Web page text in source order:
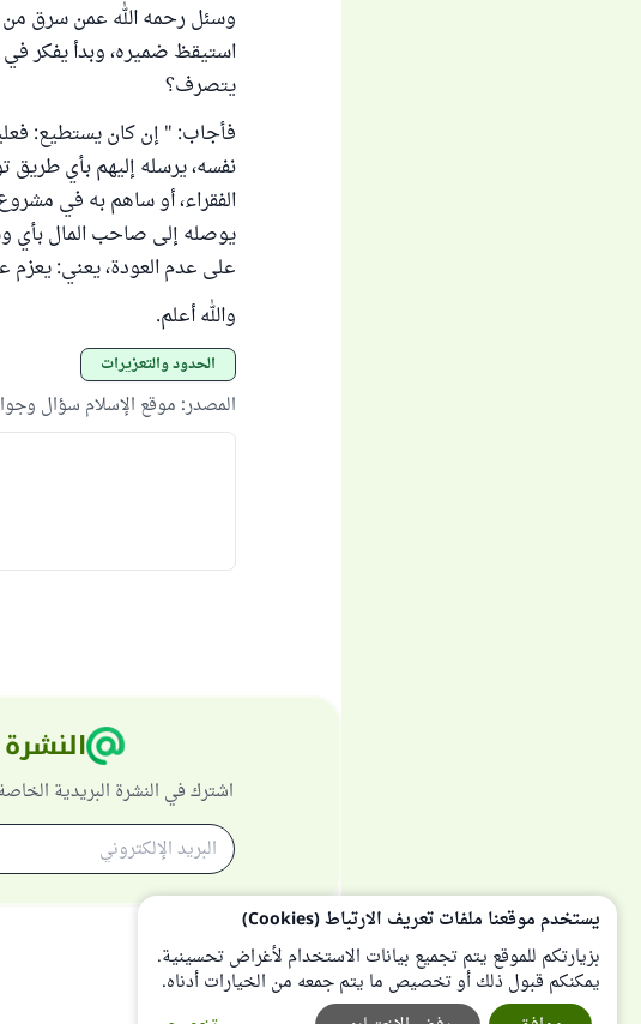
وسئل رحمه الله عمن سرق
استيقظ ضميره، وبدأ يفكر في
يتصرف؟
فأجاب: " إن كان يستطيع:
نفسه، يرسله إليهم بأي
الفقراء، أو ساهم به في
يوصله إلى صاحب المال بأي
على عدم العودة، يعني: يعزم
والله أعلم.
الحدود والتعزيرات
المصدر: موقع الإسلام سؤال
النشرة
اشترك في النشرة البريدية
يستخدم موقعنا ملفات تعريف الارتباط (Cookies)
بزيارتكم للموقع يتم تجميع بيانات الاستخدام لأغراض تحسينية.
يمكنكم قبول ذلك أو تخصيص ما يتم جمعه من الخيارات أدناه.